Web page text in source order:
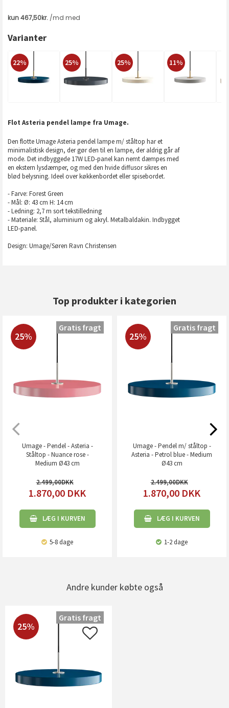
Varianter
22% 25% 25% 11%
Flot Asteria pendel lampe fra Umage.
Den flotte Umage Asteria pendel lampe m/ ståltop har et
minimalistisk design, der gør den til en lampe, der aldrig går af
mode. Det indbyggede 17W LED-panel kan nemt dæmpes med
en ekstern lysdæmper, og med den hvide diffusor sikres en
blød belysning. Ideel over køkkenbordet eller spisebordet.
- Farve: Forest Green
- Mål: Ø: 43 cm H: 14 cm
- Ledning: 2,7 m sort tekstilledning
- Materiale: Stål, aluminium og akryl. Metalbaldakin. Indbygget
LED-panel.
Design: Umage/Søren Ravn Christensen
Top produkter i kategorien
25%
Umage - Pendel - Asteria -
Ståltop - Nuance rose -
Medium Ø43 cm
2.499,00
1.870,00 DKK
LÆG I KURVEN
5-8 dage
Gratis fragt
25%
Umage - Pendel m/ ståltop -
Asteria - Petrol blue - Medium
Ø43 cm
2.499,00
1.870,00 DKK
LÆG I KURVEN
1-2 dage
Gratis fragt
Andre kunder købte også
25%
Gratis fragt